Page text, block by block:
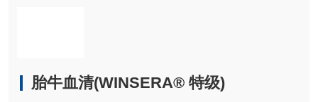
胎牛血清(WINSERA® 特级)